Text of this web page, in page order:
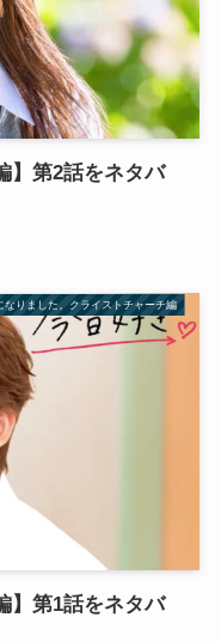
】第2話をネタバ
なりました。クライストチャーチ編
】第1話をネタバ